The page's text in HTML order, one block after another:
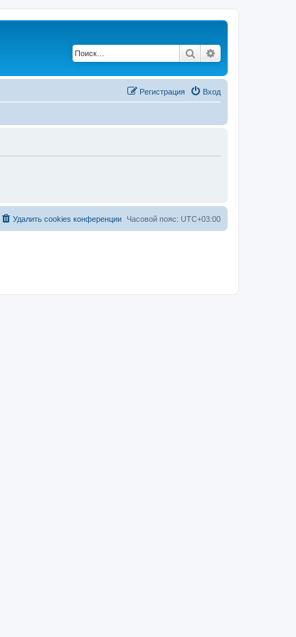
Поиск
Вход
Регистрация
Часовой пояс: UTC+03:00
Удалить cookies конференции